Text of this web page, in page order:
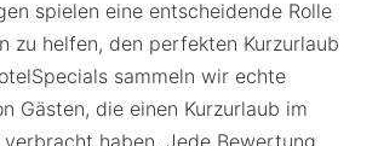
spielen eine entscheidende Rolle
zu helfen, den perfekten Kurzurlaub
sammeln wir echte
Gästen, die einen Kurzurlaub im